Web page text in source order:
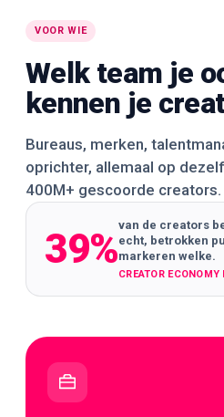
VOOR WIE
Welk team je
kennen je
Bureaus, merken,
oprichter, allemaal op
400M+ gescoorde creators.
39%
van de creators
echt, betrokken
markeren welke.
CREATOR ECONOMY